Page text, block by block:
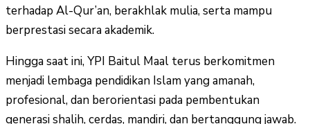
terhadap Al-Qur’an, berakhlak mulia, serta mampu
berprestasi secara akademik.
Hingga saat ini, YPI Baitul Maal terus berkomitmen
menjadi lembaga pendidikan Islam yang amanah,
profesional, dan berorientasi pada pembentukan
generasi shalih, cerdas, mandiri, dan bertanggung jawab.